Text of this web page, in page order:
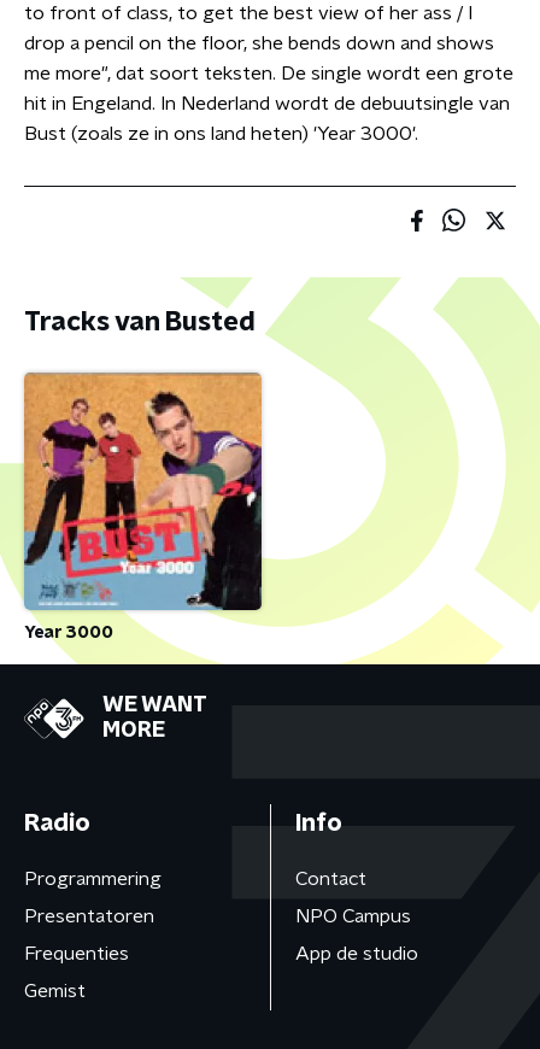
to front of class, to get the best view of her ass / I
drop a pencil on the floor, she bends down and shows
me more", dat soort teksten. De single wordt een grote
hit in Engeland. In Nederland wordt de debuutsingle van
Bust (zoals ze in ons land heten) 'Year 3000'.
Tracks van Busted
Year 3000
WE WANT
MORE
Radio
Programmering
Presentatoren
Frequenties
Gemist
Info
Contact
NPO Campus
App de studio